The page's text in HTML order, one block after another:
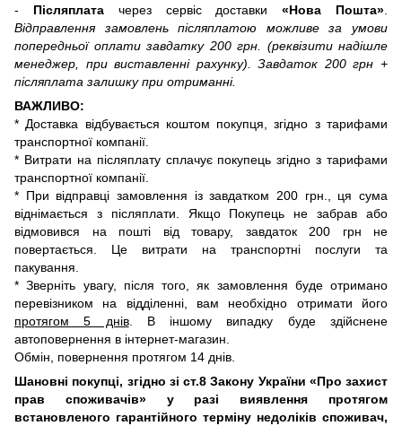
- Післяплатачерез сервіс доставки«Нова Пошта»
Відправлення замовлень післяплатою можливе за умови
попередньої оплати завдатку 200 грн. (реквізити надішле
менеджер, при виставленні рахунку) . Завдаток 200 грн +
післяплата залишку при отриманні.
ВАЖЛИВО:
* Доставка відбувається коштом покупця, згідно з тарифами
транспортної компанії.
* Витрати на післяплату сплачує покупець згідно з тарифами
транспортної компанії.
* При відправці замовлення із завдатком 200 грн., ця сума
віднімається з післяплати. Якщо Покупець не забрав або
відмовився на пошті від товару, завдаток 200 грн не
повертається. Це витрати на транспортні послуги та
пакування.
* Зверніть увагу, після того, як замовлення буде отримано
перевізником на відділенні, вам необхідно отримати його
протягом 5 днів. В іншому випадку буде здійснене
автоповернення в інтернет-магазин.
Обмін, повернення протягом 14 днів.
Шановні покупці, згідно зі ст.8 Закону України «Про захист
прав споживачів» у разі виявлення протягом
встановленого гарантійного терміну недоліків споживач,